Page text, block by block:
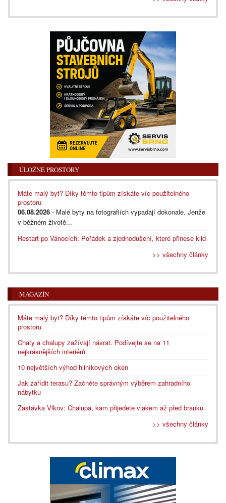
ÚLOŽNÉ PROSTORY
Máte malý byt? Díky těmto tipům získáte víc použitelného
prostoru
06.08.2026 - Malé byty na fotografiích vypadají dokonale. Jenže
v běžném životě...
Restart po Vánocích: Pořádek a zjednodušení, které přinese klid
>> všechny články
MAGAZÍN
Máte malý byt? Díky těmto tipům získáte víc použitelného
prostoru
Chaty a chalupy zažívají návrat. Podívejte se na 11
nejkrásnějších interiérů
10 největších výhod hliníkových oken
Jak zařídit terasu? Začněte správným výběrem zahradního
nábytku
Zastávka Vlkov: Chalupa, kam přijedete vlakem až před branku
>> všechny články